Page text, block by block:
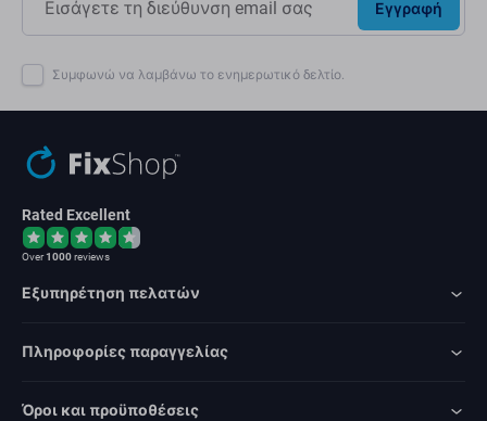
Εγγραφή
Συμφωνώ να λαμβάνω το ενημερωτικό δελτίο.
Rated Excellent
Over1000reviews
Εξυπηρέτηση πελατών
Πληροφορίες παραγγελίας
Όροι και προϋποθέσεις